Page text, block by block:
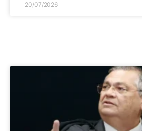
20/07/2026